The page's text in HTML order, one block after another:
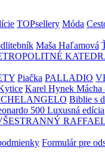
TOPsellery Móda
Maša Haľamová
Piačka PALLADIO
Karel Hynek Mácha
Biblie s
500 Luxusná edícia
Formulár pre